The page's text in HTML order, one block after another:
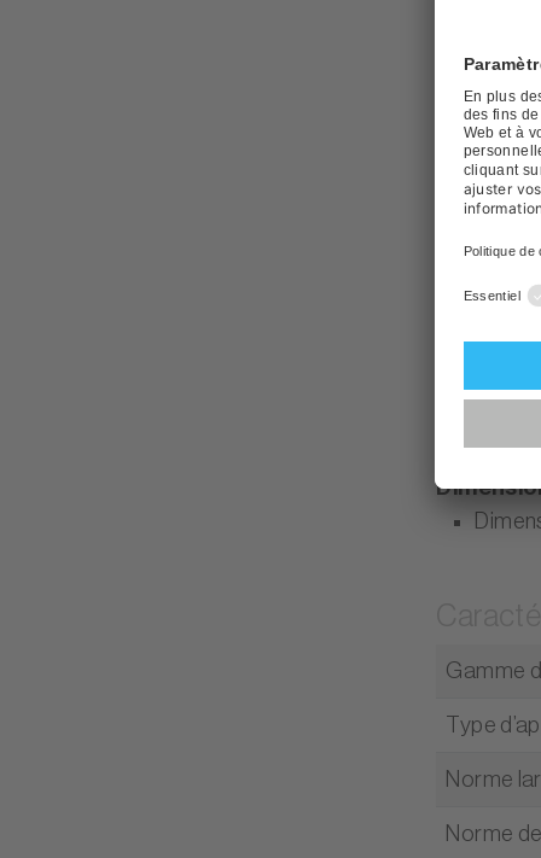
2
3
Autres
Pieds
Gamme
Type
Norme
Norme